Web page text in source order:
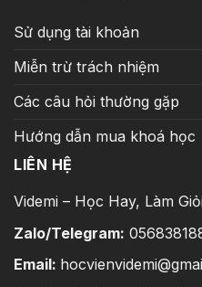
Sử dụng tài khoản
Miễn trừ trách nhiệm
Các câu hỏi thường gặp
Hướng dẫn mua khoá học
LIÊN HỆ
Videmi – Học Hay, Làm Giỏi
Zalo/Telegram:
Email: